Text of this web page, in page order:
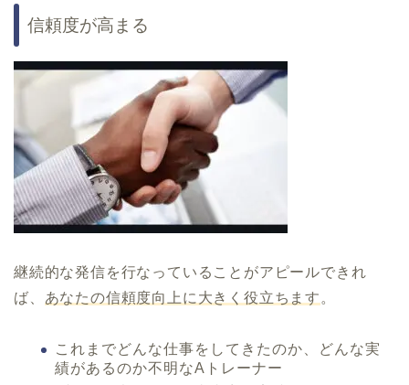
信頼度が高まる
継続的な発信を行なっていることがアピールできれ
ば、 あなたの信頼度向上に大きく役立ちます 。
これまでどんな仕事をしてきたのか、どんな実
績があるのか不明なAトレーナー